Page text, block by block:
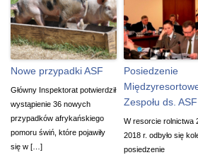
Nowe przypadki ASF
Główny Inspektorat potwierdził
wystąpienie 36 nowych
przypadków afrykańskiego
pomoru świń, które pojawiły
się w […]
Posiedzenie
Zespołu ds. ASF
W resorcie rolnictwa
2018 r. odbyło się
posiedzenie